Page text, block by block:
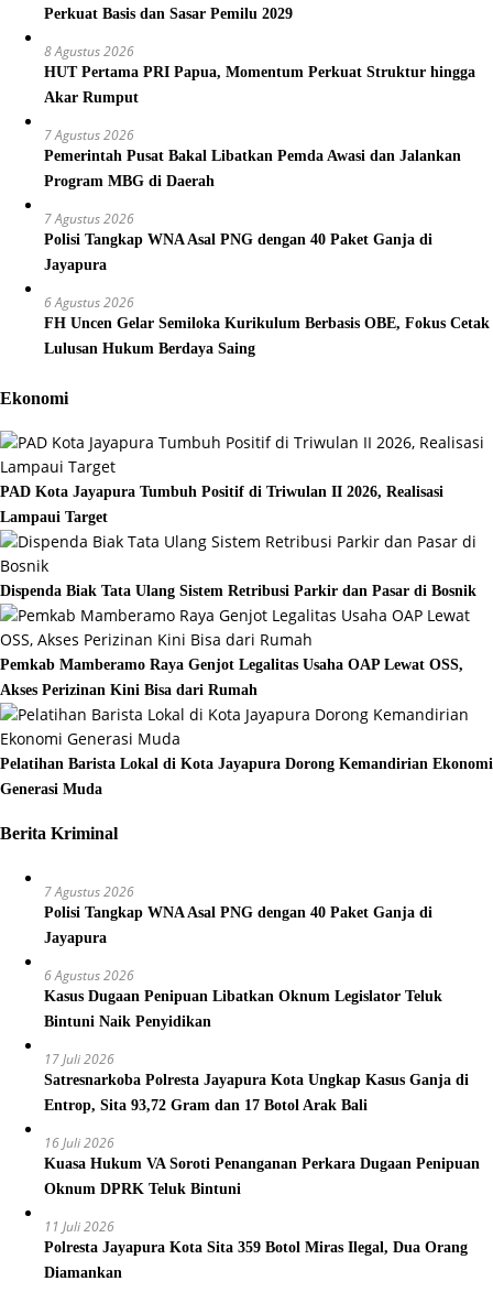
Perkuat Basis dan Sasar Pemilu 2029
8 Agustus 2026
HUT Pertama PRI Papua, Momentum Perkuat Struktur hingga
Akar Rumput
7 Agustus 2026
Pemerintah Pusat Bakal Libatkan Pemda Awasi dan Jalankan
Program MBG di Daerah
7 Agustus 2026
Polisi Tangkap WNA Asal PNG dengan 40 Paket Ganja di
Jayapura
6 Agustus 2026
FH Uncen Gelar Semiloka Kurikulum Berbasis OBE, Fokus Cetak
Lulusan Hukum Berdaya Saing
Ekonomi
PAD Kota Jayapura Tumbuh Positif di Triwulan II 2026, Realisasi
Lampaui Target
Dispenda Biak Tata Ulang Sistem Retribusi Parkir dan Pasar di Bosnik
Pemkab Mamberamo Raya Genjot Legalitas Usaha OAP Lewat OSS,
Akses Perizinan Kini Bisa dari Rumah
Pelatihan Barista Lokal di Kota Jayapura Dorong Kemandirian Ekonomi
Generasi Muda
Berita Kriminal
7 Agustus 2026
Polisi Tangkap WNA Asal PNG dengan 40 Paket Ganja di
Jayapura
6 Agustus 2026
Kasus Dugaan Penipuan Libatkan Oknum Legislator Teluk
Bintuni Naik Penyidikan
17 Juli 2026
Satresnarkoba Polresta Jayapura Kota Ungkap Kasus Ganja di
Entrop, Sita 93,72 Gram dan 17 Botol Arak Bali
16 Juli 2026
Kuasa Hukum VA Soroti Penanganan Perkara Dugaan Penipuan
Oknum DPRK Teluk Bintuni
11 Juli 2026
Polresta Jayapura Kota Sita 359 Botol Miras Ilegal, Dua Orang
Diamankan